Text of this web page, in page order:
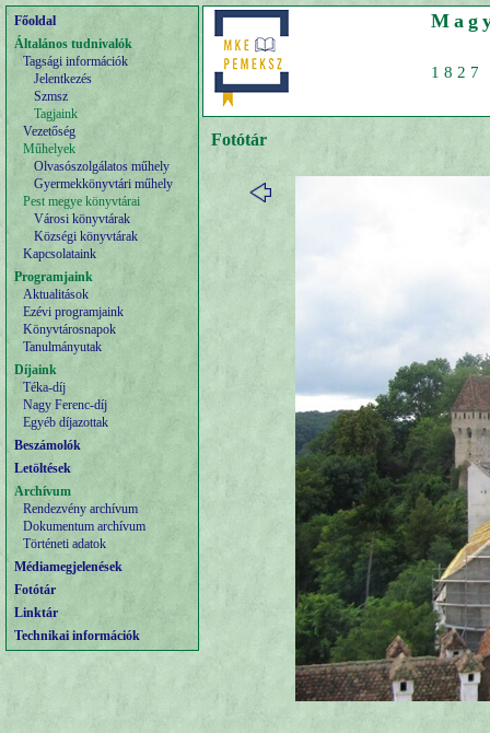
Főoldal
Általános tudnivalók
Tagsági információk
Jelentkezés
Szmsz
Tagjaink
Vezetőség
Műhelyek
Olvasószolgálatos műhely
Gyermekkönyvtári műhely
Pest megye könyvtárai
Városi könyvtárak
Községi könyvtárak
Kapcsolataink
Programjaink
Aktualitások
Ezévi programjaink
Könyvtárosnapok
Tanulmányutak
Díjaink
Téka-díj
Nagy Ferenc-díj
Egyéb díjazottak
Beszámolók
Letöltések
Archívum
Rendezvény archívum
Dokumentum archívum
Történeti adatok
Médiamegjelenések
Fotótár
Linktár
Technikai információk
Fotótár